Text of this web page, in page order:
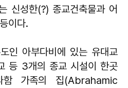
신성한(?) 종교건축물과 어
이다.
인 아부다비에 있는 유대교
등 3개의 종교 시설이 한곳
가족의 집(Abrahamic